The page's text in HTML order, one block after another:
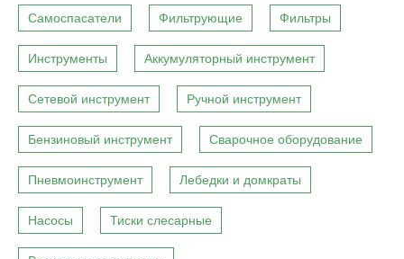
Самоспасатели Фильтрующие Фильтры
Инструменты Аккумуляторный инструмент
Сетевой инструмент Ручной инструмент
Бензиновый инструмент Сварочное оборудование
Пневмоинструмент Лебедки и домкраты
Насосы Тиски слесарные